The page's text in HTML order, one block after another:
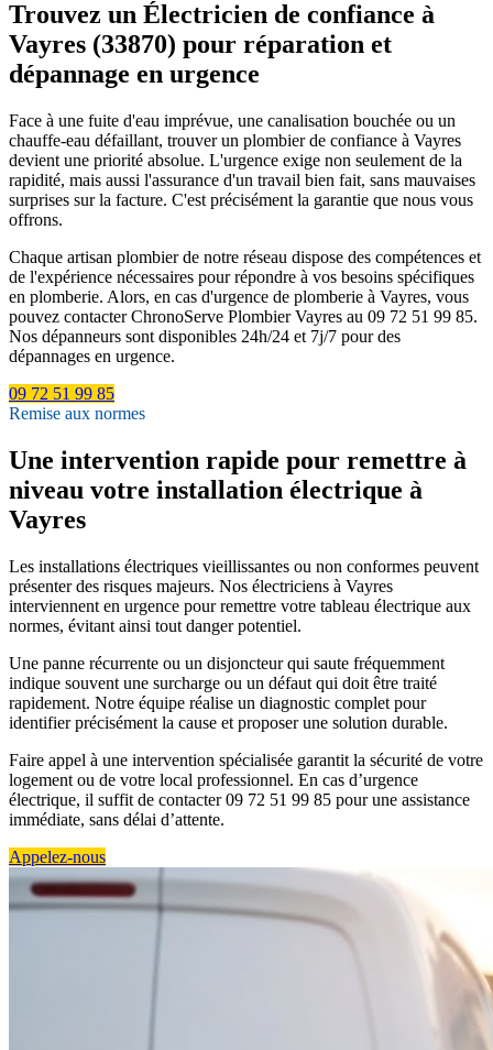
Trouvez un Électricien de confiance à
Vayres (33870) pour réparation et
dépannage en urgence
Face à une fuite d'eau imprévue, une canalisation bouchée ou un
chauffe-eau défaillant, trouver un plombier de confiance à Vayres
devient une priorité absolue. L'urgence exige non seulement de la
rapidité, mais aussi l'assurance d'un travail bien fait, sans mauvaises
surprises sur la facture. C'est précisément la garantie que nous vous
offrons.
Chaque artisan plombier de notre réseau dispose des compétences et
de l'expérience nécessaires pour répondre à vos besoins spécifiques
en plomberie. Alors, en cas d'urgence de plomberie à Vayres, vous
pouvez contacter ChronoServe Plombier Vayres au 09 72 51 99 85.
Nos dépanneurs sont disponibles 24h/24 et 7j/7 pour des
dépannages en urgence.
09 72 51 99 85
Remise aux normes
Une intervention rapide pour remettre à
niveau votre installation électrique à
Vayres
Les installations électriques vieillissantes ou non conformes peuvent
présenter des risques majeurs. Nos électriciens à Vayres
interviennent en urgence pour remettre votre tableau électrique aux
normes, évitant ainsi tout danger potentiel.
Une panne récurrente ou un disjoncteur qui saute fréquemment
indique souvent une surcharge ou un défaut qui doit être traité
rapidement. Notre équipe réalise un diagnostic complet pour
identifier précisément la cause et proposer une solution durable.
Faire appel à une intervention spécialisée garantit la sécurité de votre
logement ou de votre local professionnel. En cas d’urgence
électrique, il suffit de contacter 09 72 51 99 85 pour une assistance
immédiate, sans délai d’attente.
Appelez-nous